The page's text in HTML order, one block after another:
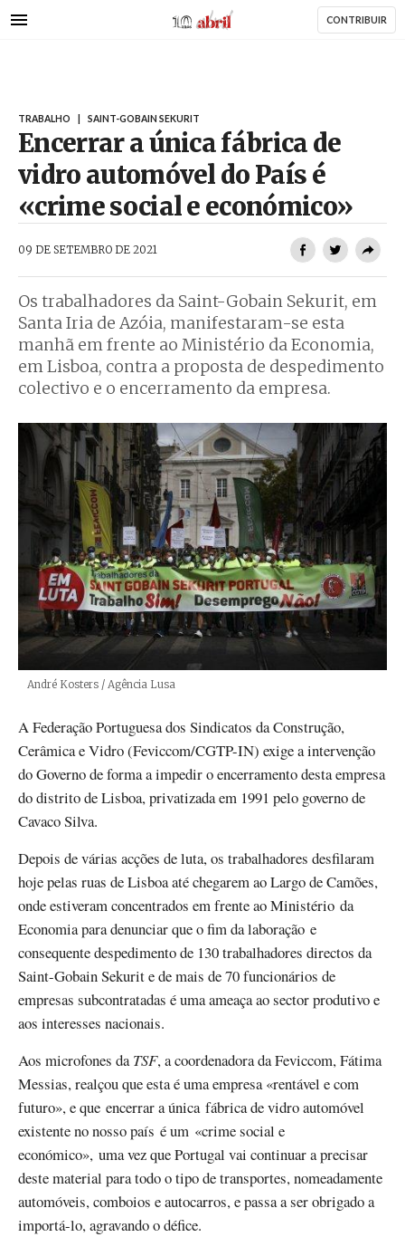
para
AbrilAbril CONTRIBUIR
TRABALHO SAINT-GOBAIN SEKURIT
Encerrar a única fábrica de
vidro automóvel do País é
«crime social e económico»
09 DE SETEMBRO DE 2021
Os trabalhadores da Saint-Gobain Sekurit, em
Santa Iria de Azóia, manifestaram-se esta
manhã em frente ao Ministério da Economia,
em Lisboa, contra a proposta de despedimento
colectivo e o encerramento da empresa.
Créditos
André Kosters / Agência Lusa
A Federação Portuguesa dos Sindicatos da Construção,
Cerâmica e Vidro (Feviccom/CGTP-IN) exige a intervenção
do Governo de forma a impedir o encerramento desta empresa
do distrito de Lisboa, privatizada em 1991 pelo governo de
Cavaco Silva.
Depois de várias acções de luta, os trabalhadores desfilaram
hoje pelas ruas de Lisboa até chegarem ao Largo de Camões,
onde estiveram concentrados em frente ao Ministério da
Economia para denunciar que o fim da laboração e
consequente despedimento de 130 trabalhadores directos da
Saint-Gobain Sekurit e de mais de 70 funcionários de
empresas subcontratadas é uma ameaça ao sector produtivo e
aos interesses nacionais.
Aos microfones daTSF, a coordenadora da Feviccom, Fátima
Messias, realçou que esta é uma empresa «rentável e com
futuro», e que encerrar a única fábrica de vidro automóvel
existente no nosso país é um «crime social e
económico», uma vez que Portugal vai continuar a precisar
deste material para todo o tipo de transportes, nomeadamente
automóveis, comboios e autocarros, e passa a ser obrigado a
importá-lo, agravando o défice.